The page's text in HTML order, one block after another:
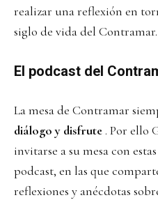
realizar una reflexión en
siglo de vida del Contramar.
El podcast del
La mesa de Contramar
diálogo y disfrute. Por ello
invitarse a su mesa con
podcast, en las que
reflexiones y anécdotas